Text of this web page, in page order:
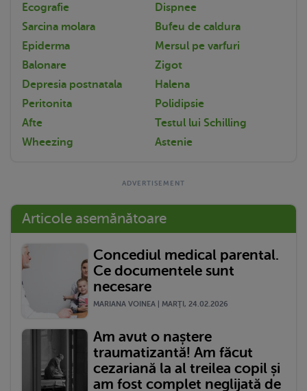
Ecografie
Dispnee
Sarcina molara
Bufeu de caldura
Epiderma
Mersul pe varfuri
Balonare
Zigot
Depresia postnatala
Halena
Peritonita
Polidipsie
Afte
Testul lui Schilling
Wheezing
Astenie
Articole asemănătoare
Concediul medical parental.
Ce documentele sunt
necesare
MARIANA VOINEA | MARŢI, 24.02.2026
Am avut o naștere
traumatizantă! Am făcut
cezariană la al treilea copil și
am fost complet neglijată de